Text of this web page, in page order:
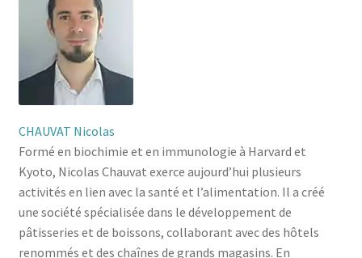
CHAUVAT Nicolas
Formé en biochimie et en immunologie à Harvard et
Kyoto, Nicolas Chauvat exerce aujourd’hui plusieurs
activités en lien avec la santé et l’alimentation. Il a créé
une société spécialisée dans le développement de
pâtisseries et de boissons, collaborant avec des hôtels
renommés et des chaînes de grands magasins. En